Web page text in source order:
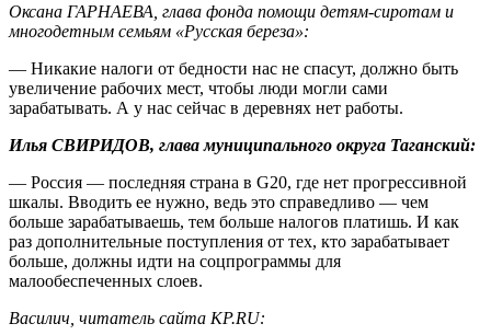
Оксана ГАРНАЕВА, глава фонда помощи детям-сиротам и
многодетным семьям «Русская береза»:
— Никакие налоги от бедности нас не спасут, должно быть
увеличение рабочих мест, чтобы люди могли сами
зарабатывать. А у нас сейчас в деревнях нет работы.
Илья СВИРИДОВ, глава муниципального округа Таганский:
— Россия — последняя страна в G20, где нет прогрессивной
шкалы. Вводить ее нужно, ведь это справедливо — чем
больше зарабатываешь, тем больше налогов платишь. И как
раз дополнительные поступления от тех, кто зарабатывает
больше, должны идти на соцпрограммы для
малообеспеченных слоев.
Василич, читатель сайта KP.RU: